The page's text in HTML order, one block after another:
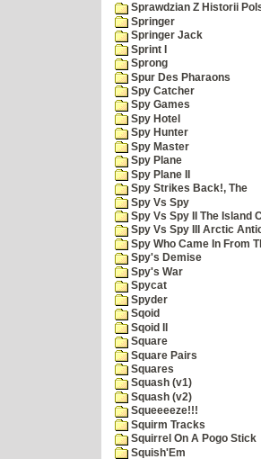
Sprawdzian Z Historii
Springer
Springer Jack
Sprint I
Sprong
Spur Des Pharaons
Spy Catcher
Spy Games
Spy Hotel
Spy Hunter
Spy Master
Spy Plane
Spy Plane II
Spy Strikes Back!, The
Spy Vs Spy
Spy Vs Spy II The Island
Spy Vs Spy III Arctic
Spy Who Came In From
Spy's Demise
Spy's War
Spycat
Spyder
Sqoid
Sqoid II
Square
Square Pairs
Squares
Squash (v1)
Squash (v2)
Squeeeeze!!!
Squirm Tracks
Squirrel On A Pogo Stick
Squish'Em